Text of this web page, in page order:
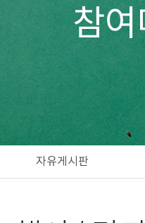
자연드림모임
참
자유게시판